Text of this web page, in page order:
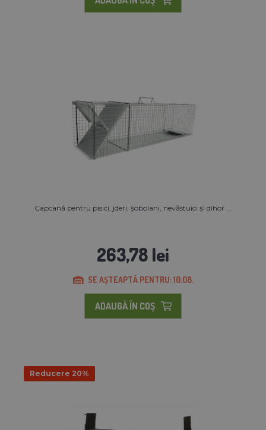
Capcană pentru pisici, jderi, șobolani, nevăstuici și dihor ...
263,78 lei
SE AȘTEAPTĂ PENTRU: 10.08.
ADAUGĂ ÎN COŞ
Reducere 20%